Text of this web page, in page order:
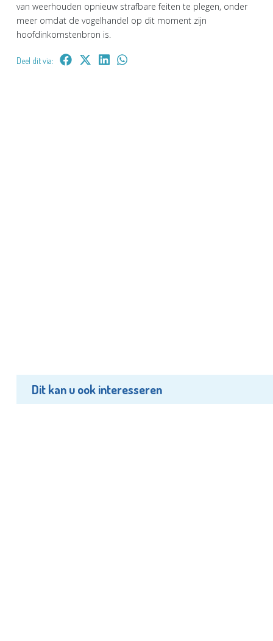
van weerhouden opnieuw strafbare feiten te plegen, onder
meer omdat de vogelhandel op dit moment zijn
hoofdinkomstenbron is.
Deel dit via:
Dit kan u ook interesseren